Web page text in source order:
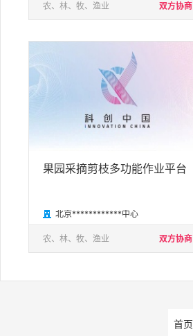
农、林、牧、渔业 双方协商
果园采摘剪枝多功能作业平台
 北京************中心
农、林、牧、渔业 双方协商
首页